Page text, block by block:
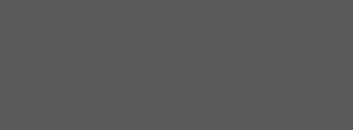
jeden Anlegers abhängig.
sind auf Anfrage erhältlich.
Verzögerung auch
Eine Wertentwicklung in der
und es wird keine -
gegeben.